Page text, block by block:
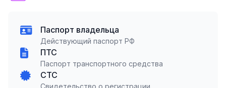
Паспорт владельца
Действующий паспорт РФ
ПТС
Паспорт транспортного средства
СТС
Свидетельство о регистрации